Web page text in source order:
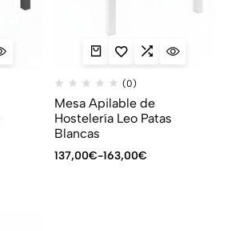
(0)
Mesa Apilable de
Hostelería Leo Patas
Blancas
137,00€-163,00€